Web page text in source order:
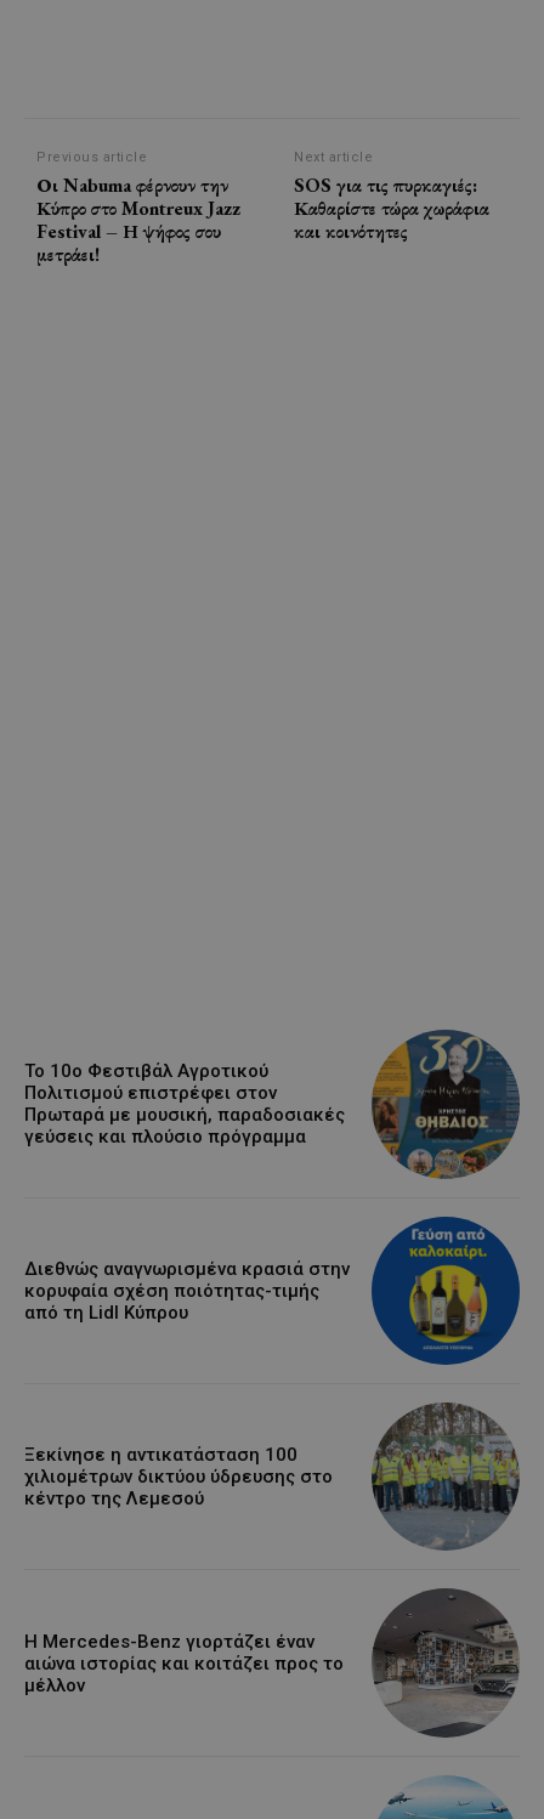
Previous article
Οι Nabuma φέρνουν την
Κύπρο στο Montreux Jazz
Festival – Η ψήφος σου
μετράει!
Next article
SOS για τις πυρκαγιές:
Καθαρίστε τώρα χωράφια
και κοινότητες
Το 10ο Φεστιβάλ Αγροτικού
Πολιτισμού επιστρέφει στον
Πρωταρά με μουσική, παραδοσιακές
γεύσεις και πλούσιο πρόγραμμα
Διεθνώς αναγνωρισμένα κρασιά στην
κορυφαία σχέση ποιότητας-τιμής
από τη Lidl Κύπρου
Ξεκίνησε η αντικατάσταση 100
χιλιομέτρων δικτύου ύδρευσης στο
κέντρο της Λεμεσού
Η Mercedes-Benz γιορτάζει έναν
αιώνα ιστορίας και κοιτάζει προς το
μέλλον